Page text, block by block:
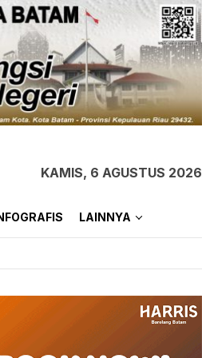
KAMIS, 6 AGUSTUS 2026
LAINNYA